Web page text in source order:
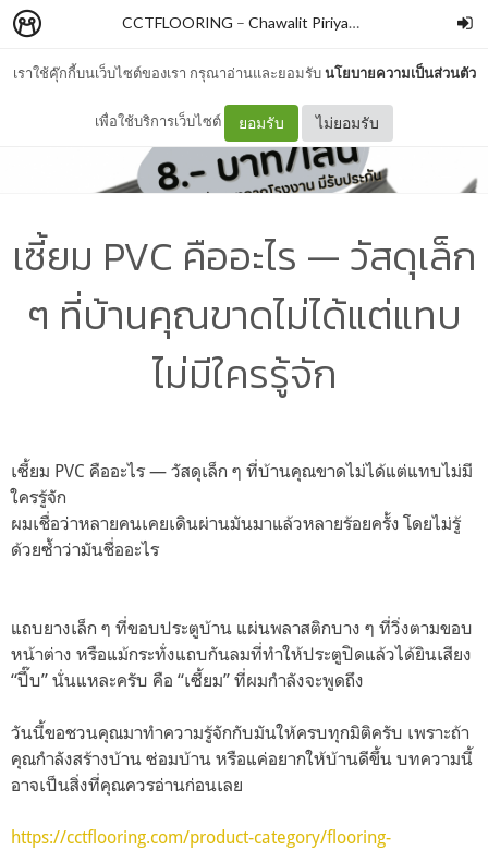
เราใช้คุ๊กกี้บนเว็บไซต์ของเรา กรุณาอ่านและยอมรับนโยบายความเป็นส่วนตัว
เพื่อใช้บริการเว็บไซต์ ยอมรับ ไม่ยอมรับ
CCTFLOORING – Chawalit Piriyasuksomboon
เซี้ยม PVC คืออะไร — วัสดุเล็ก
ๆ ที่บ้านคุณขาดไม่ได้แต่แทบ
ไม่มีใครรู้จัก
เซี้ยม PVC คืออะไร — วัสดุเล็ก ๆ ที่บ้านคุณขาดไม่ได้แต่แทบไม่มี
ใครรู้จัก
ผมเชื่อว่าหลายคนเคยเดินผ่านมันมาแล้วหลายร้อยครั้ง โดยไม่รู้
ด้วยซ้ำว่ามันชื่ออะไร
แถบยางเล็ก ๆ ที่ขอบประตูบ้าน แผ่นพลาสติกบาง ๆ ที่วิ่งตามขอบ
หน้าต่าง หรือแม้กระทั่งแถบกันลมที่ทำให้ประตูปิดแล้วได้ยินเสียง
“ปึ๊บ” นั่นแหละครับ คือ “เซี้ยม” ที่ผมกำลังจะพูดถึง
วันนี้ขอชวนคุณมาทำความรู้จักกับมันให้ครบทุกมิติครับ เพราะถ้า
คุณกำลังสร้างบ้าน ซ่อมบ้าน หรือแค่อยากให้บ้านดีขึ้น บทความนี้
อาจเป็นสิ่งที่คุณควรอ่านก่อนเลย
https://cctflooring.com/product-category/flooring-